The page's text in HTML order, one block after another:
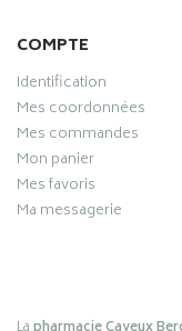
COMPTE
Identification
Mes coordonnées
Mes commandes
Mon panier
Mes favoris
Ma messagerie